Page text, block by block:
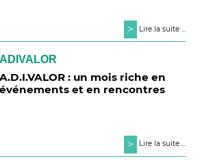
> Lire la suite ...
ADIVALOR
A.D.I.VALOR : un mois riche en
événements et en rencontres
> Lire la suite ...